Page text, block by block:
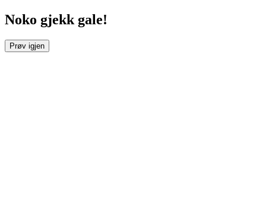
Noko gjekk gale!
Prøv igjen